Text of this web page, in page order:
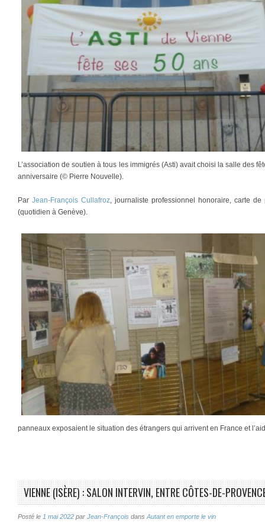
L’association de soutien à tous les immigrés (Asti) avait choisi la salle des
anniversaire (© Pierre Nouvelle).
Par Jean-François Cullafroz , journaliste professionnel honoraire, carte
(quotidien à Genève).
panneaux exposaient le situation des étrangers qui arrivent en France et
VIENNE (ISÈRE) : SALON INTERVIN, ENTRE CÔTES-DE-
Posté le 1 mai 2022 par Jean-François dansAutant en emporte le vin